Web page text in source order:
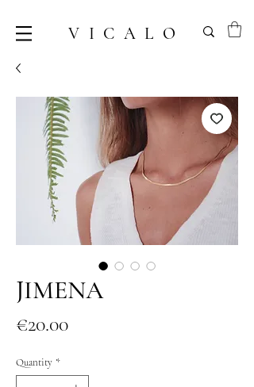
VICALO
JIMENA
€20.00Price
Quantity *